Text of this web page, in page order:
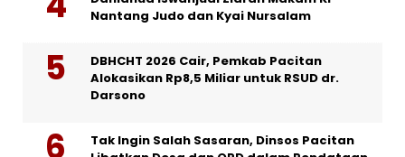
Nantang Judo dan Kyai Nursalam
DBHCHT 2026 Cair, Pemkab Pacitan
Alokasikan Rp8,5 Miliar untuk RSUD dr.
Darsono
Tak Ingin Salah Sasaran, Dinsos Pacitan